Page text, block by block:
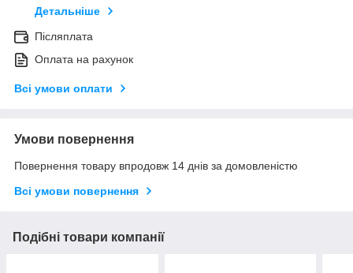
Детальніше
Післяплата
Оплата на рахунок
Всі умови оплати
Умови повернення
Повернення товару впродовж 14 днів за домовленістю
Всі умови повернення
Подібні товари компанії